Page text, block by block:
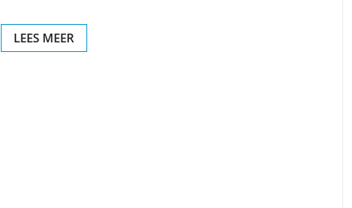
LEES MEER